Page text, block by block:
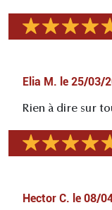
Elia M. le 25/03/
Rien à dire sur
Hector C. le 08/